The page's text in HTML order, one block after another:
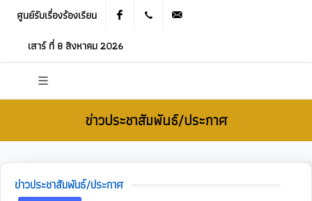
ศูนย์รับเรื่องร้องเรียน Facebook 021905536
เสาร์ ที่ 8 สิงหาคม 2026
ข่าวประชาสัมพันธ์/ประกาศ
ข่าวประชาสัมพันธ์/ประกาศ